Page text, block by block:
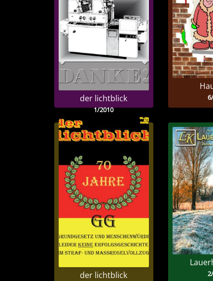
der lichtblick
1/2010
der lichtblick